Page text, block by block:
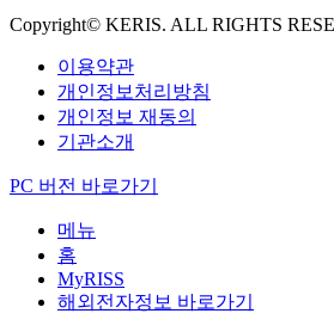
Copyright© KERIS. ALL RIGHTS
이용약관
개인정보처리방침
개인정보 재동의
기관소개
PC 버전 바로가기
메뉴
홈
MyRISS
해외전자정보 바로가기